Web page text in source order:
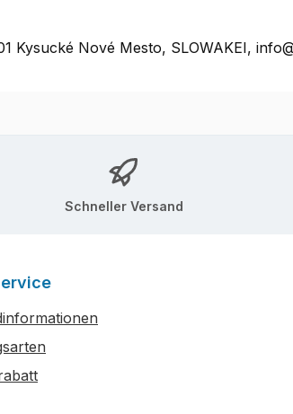
Kysucké Nové Mesto, SLOWAKEI,
Schneller Versand